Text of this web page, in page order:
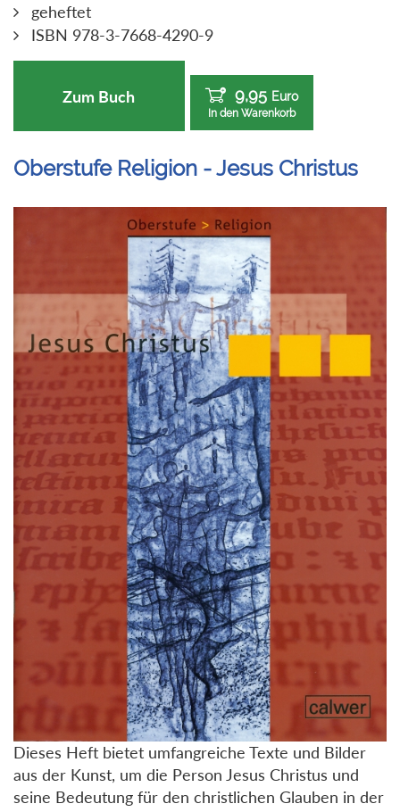
geheftet
ISBN 978-3-7668-4290-9
Zum Buch 9,95 Euro
In den Warenkorb
Oberstufe Religion - Jesus Christus
Dieses Heft bietet umfangreiche Texte und Bilder
aus der Kunst, um die Person Jesus Christus und
seine Bedeutung für den christlichen Glauben in der